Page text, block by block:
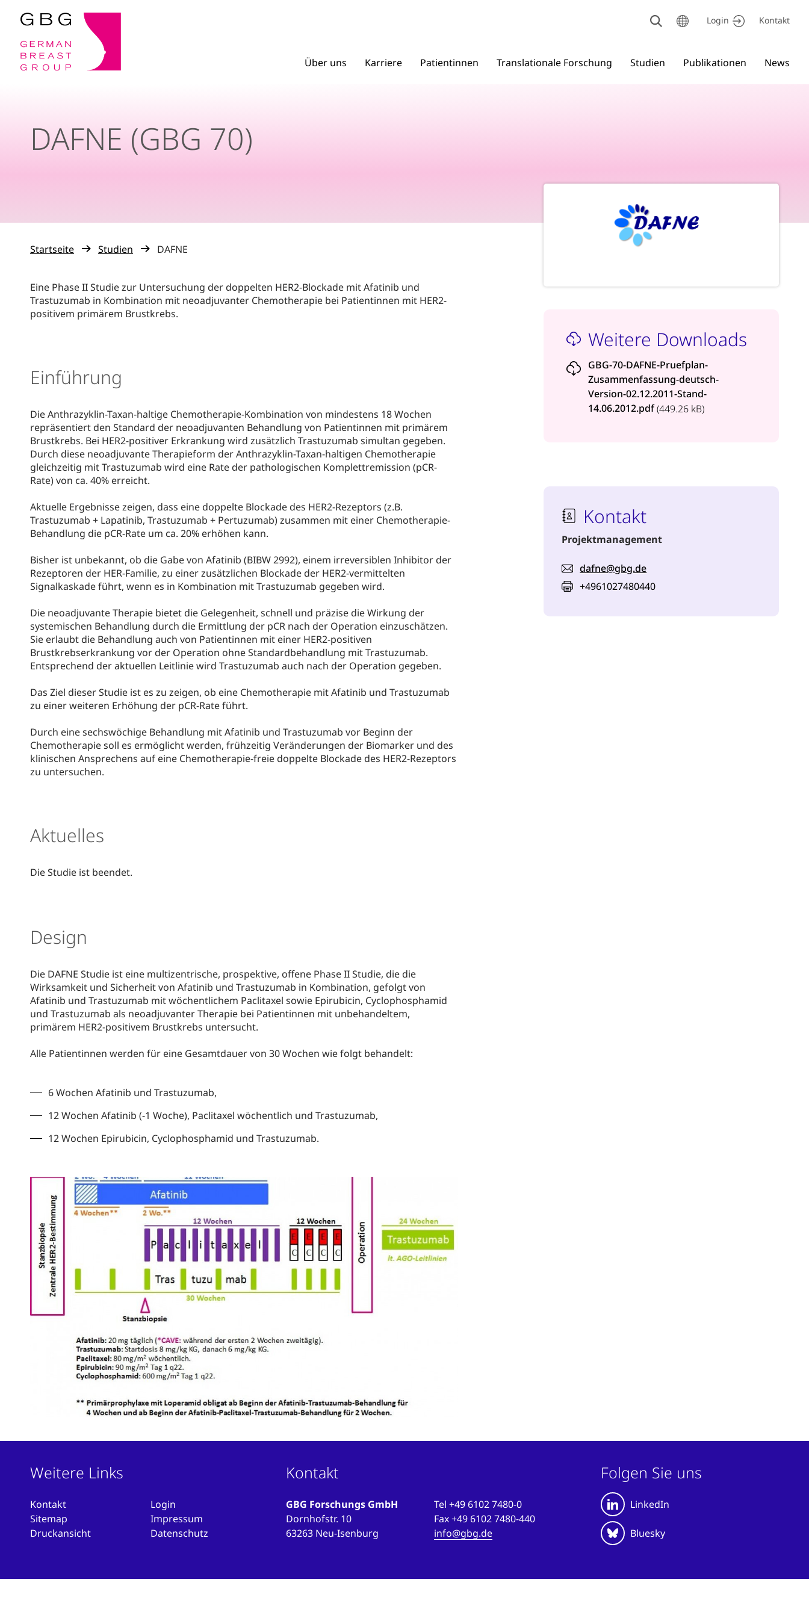
Login Kontakt
Über uns Karriere Patientinnen Translationale Forschung Studien Publikationen News
DAFNE (GBG 70)
Weitere Downloads
GBG-70-DAFNE-Pruefplan-
Zusammenfassung-deutsch-
Version-02.12.2011-Stand-
14.06.2012.pdf(449.26 kB)
Kontakt
Projektmanagement
dafne@gbg.de
+4961027480440
Startseite Studien DAFNE
Eine Phase II Studie zur Untersuchung der doppelten HER2-Blockade mit Afatinib und
Trastuzumab in Kombination mit neoadjuvanter Chemotherapie bei Patientinnen mit HER2-
positivem primärem Brustkrebs.
Einführung
Die Anthrazyklin-Taxan-haltige Chemotherapie-Kombination von mindestens 18 Wochen
repräsentiert den Standard der neoadjuvanten Behandlung von Patientinnen mit primärem
Brustkrebs. Bei HER2-positiver Erkrankung wird zusätzlich Trastuzumab simultan gegeben.
Durch diese neoadjuvante Therapieform der Anthrazyklin-Taxan-haltigen Chemotherapie
gleichzeitig mit Trastuzumab wird eine Rate der pathologischen Komplettremission (pCR-
Rate) von ca. 40% erreicht.
Aktuelle Ergebnisse zeigen, dass eine doppelte Blockade des HER2-Rezeptors (z.B.
Trastuzumab + Lapatinib, Trastuzumab + Pertuzumab) zusammen mit einer Chemotherapie-
Behandlung die pCR-Rate um ca. 20% erhöhen kann.
Bisher ist unbekannt, ob die Gabe von Afatinib (BIBW 2992), einem irreversiblen Inhibitor der
Rezeptoren der HER-Familie, zu einer zusätzlichen Blockade der HER2-vermittelten
Signalkaskade führt, wenn es in Kombination mit Trastuzumab gegeben wird.
Die neoadjuvante Therapie bietet die Gelegenheit, schnell und präzise die Wirkung der
systemischen Behandlung durch die Ermittlung der pCR nach der Operation einzuschätzen.
Sie erlaubt die Behandlung auch von Patientinnen mit einer HER2-positiven
Brustkrebserkrankung vor der Operation ohne Standardbehandlung mit Trastuzumab.
Entsprechend der aktuellen Leitlinie wird Trastuzumab auch nach der Operation gegeben.
Das Ziel dieser Studie ist es zu zeigen, ob eine Chemotherapie mit Afatinib und Trastuzumab
zu einer weiteren Erhöhung der pCR-Rate führt.
Durch eine sechswöchige Behandlung mit Afatinib und Trastuzumab vor Beginn der
Chemotherapie soll es ermöglicht werden, frühzeitig Veränderungen der Biomarker und des
klinischen Ansprechens auf eine Chemotherapie-freie doppelte Blockade des HER2-Rezeptors
zu untersuchen.
Aktuelles
Die Studie ist beendet.
Design
Die DAFNE Studie ist eine multizentrische, prospektive, offene Phase II Studie, die die
Wirksamkeit und Sicherheit von Afatinib und Trastuzumab in Kombination, gefolgt von
Afatinib und Trastuzumab mit wöchentlichem Paclitaxel sowie Epirubicin, Cyclophosphamid
und Trastuzumab als neoadjuvanter Therapie bei Patientinnen mit unbehandeltem,
primärem HER2-positivem Brustkrebs untersucht.
Alle Patientinnen werden für eine Gesamtdauer von 30 Wochen wie folgt behandelt:
6 Wochen Afatinib und Trastuzumab,
12 Wochen Afatinib (-1 Woche), Paclitaxel wöchentlich und Trastuzumab,
12 Wochen Epirubicin, Cyclophosphamid und Trastuzumab.
Weitere Links
Kontakt
Sitemap
Druckansicht
Login
Impressum
Datenschutz
Kontakt
GBG Forschungs GmbH
Dornhofstr. 10
63263 Neu-Isenburg
Tel+49 6102 7480-0
Fax+49 6102 7480-440
info@gbg.de
Folgen Sie uns
LinkedIn
Bluesky